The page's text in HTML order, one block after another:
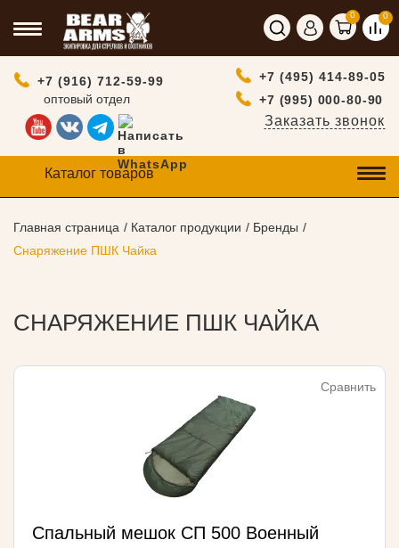
0 0
+7 (916) 712-59-99
оптовый отдел
+7 (495) 414-89-05
+7 (995) 000-80-90
Заказать звонок
Каталог товаров
Главная страница Каталог продукции
Бренды
Снаряжение ПШК Чайка
СНАРЯЖЕНИЕ ПШК ЧАЙКА
Сравнить
Спальный мешок СП 500 Военный